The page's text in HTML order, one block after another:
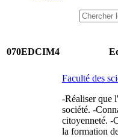
070EDCIM4
Faculté des
-Réaliser que
société. -
citoyenneté. -
la formation